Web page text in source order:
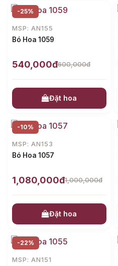
-25%
MSP: AN155
Bó Hoa 1059
540,000đ600,000đ
Đặt hoa
-10%
MSP: AN153
Bó Hoa 1057
1,080,000đ1,000,000đ
Đặt hoa
-22%
MSP: AN151